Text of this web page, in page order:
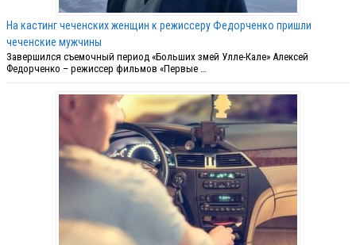
На кастинг чеченских женщин к режиссеру Федорченко пришли
чеченские мужчины
Завершился съемочный период «Больших змей Улле-Кале» Алексей
Федорченко – режиссер фильмов «Первые …